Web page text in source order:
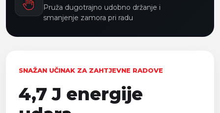
Pruža dugotrajno udobno držanje i
smanjenje zamora pri radu
SNAŽAN UČINAK ZA ZAHTJEVNE RADOVE
4,7 J energije